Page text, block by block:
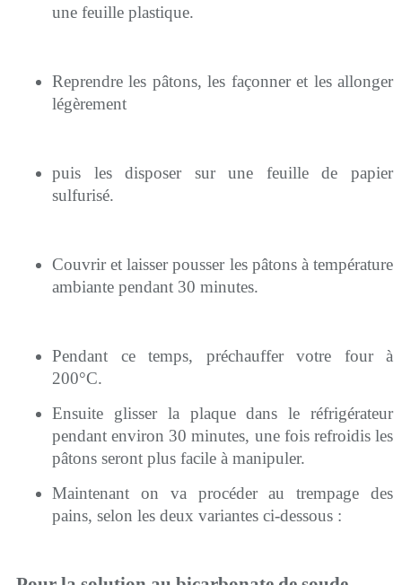
une feuille plastique.
Reprendre les pâtons, les façonner et les allonger
légèrement
puis les disposer sur une feuille de papier
sulfurisé.
Couvrir et laisser pousser les pâtons à température
ambiante pendant 30 minutes.
Pendant ce temps, préchauffer votre four à
200°C.
Ensuite glisser la plaque dans le réfrigérateur
pendant environ 30 minutes, une fois refroidis les
pâtons seront plus facile à manipuler.
Maintenant on va procéder au trempage des
pains, selon les deux variantes ci-dessous :